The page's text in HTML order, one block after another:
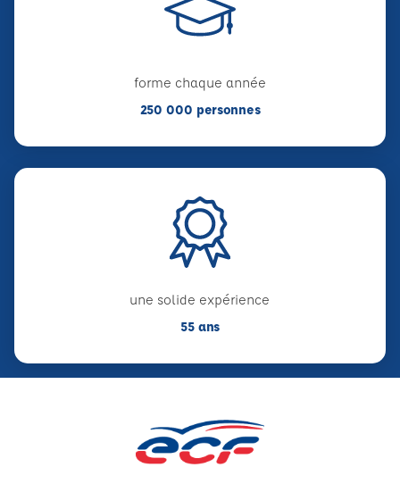
forme chaque année
250 000 personnes
une solide expérience
55 ans